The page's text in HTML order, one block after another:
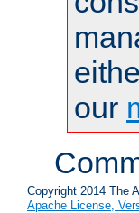
our
Copyright 2014 The
Apache License,